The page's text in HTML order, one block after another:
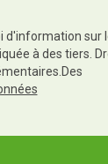
d'information sur
à des tiers.